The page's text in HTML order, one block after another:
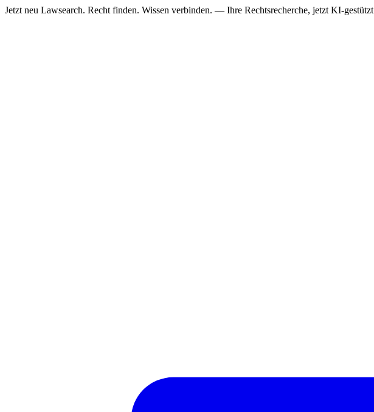
Jetzt neu Lawsearch. Recht finden. Wissen verbinden. — Ihre Rechtsrecherche, jetzt KI-gestützt